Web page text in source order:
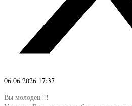
06.06.2026 17:37
Вы молодец!!!